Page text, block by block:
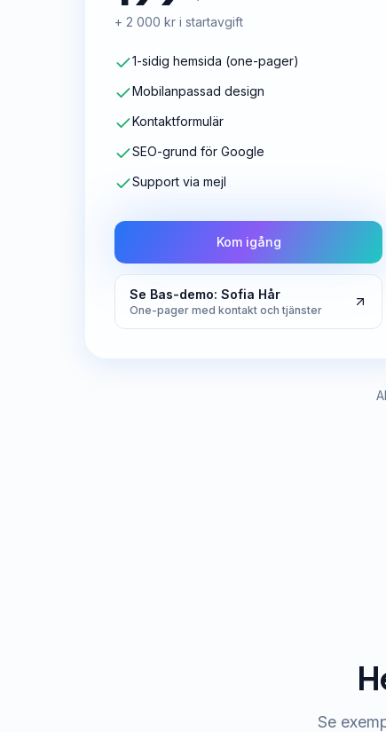
+ 2 000 kr i startavgift
1-sidig hemsida (one-pager)
Mobilanpassad design
Kontaktformulär
SEO-grund för Google
Support via mejl
Kom igång
Se Bas-demo: Sofia Hår
One-pager med kontakt och tjänster
Se